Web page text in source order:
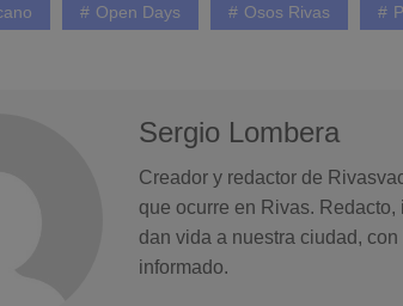
Open Days Osos Rivas
Sergio Lombera
Creador y redactor de
que ocurre en Rivas.
dan vida a nuestra ciudad,
informado.